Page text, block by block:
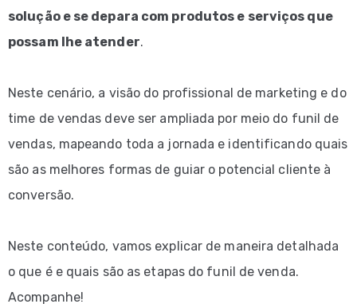
solução e se depara com produtos e serviços que
possam lhe atender.
Neste cenário, a visão do profissional de marketing e do
time de vendas deve ser ampliada por meio do funil de
vendas, mapeando toda a jornada e identificando quais
são as melhores formas de guiar o potencial cliente à
conversão.
Neste conteúdo, vamos explicar de maneira detalhada
o que é e quais são as etapas do funil de venda.
Acompanhe!